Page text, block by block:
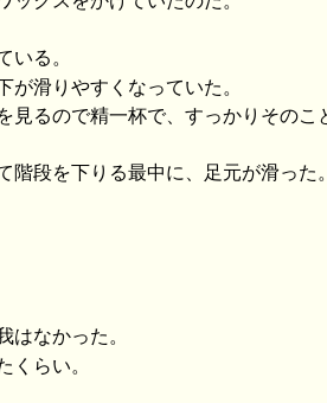
いる。
滑りやすくなっていた。
るので精一杯で、すっかりそのこ
段を下りる最中に、足元が滑った。
はなかった。
くらい。